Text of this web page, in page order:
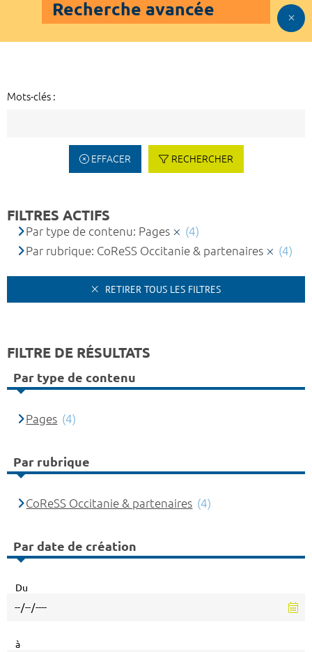
Recherche avancée
Mots-clés :
EFFACER RECHERCHER
FILTRES ACTIFS
Par type de contenu: Pages
(4)
Par rubrique: CoReSS Occitanie & partenaires
(4)
RETIRER TOUS LES FILTRES
FILTRE DE RÉSULTATS
Par type de contenu
Pages (4)
Par rubrique
CoReSS Occitanie & partenaires (4)
Par date de création
Du
à